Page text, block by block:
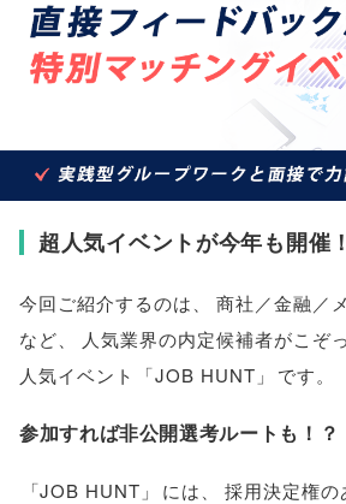
超人気イベントが今年も開催！
今回ご紹介するのは
商社／金融／
など
人気業界の内定候補者がこぞ
人気イベント
「JOB HUNT 」 です。
参加すれば非公開選考ルートも！？
「JOB HUNT 」 には
採用決定権